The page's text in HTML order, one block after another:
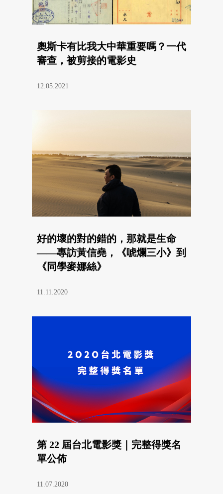
奧斯卡有比我大中華重要嗎？一代
審查，被剪接的電影史
12.05.2021
好的壞的對的錯的，那就是生命
——專訪黃信堯，《唬爛三小》到
《同學麥娜絲》
11.11.2020
第 22 屆台北電影獎｜完整得獎名
單公佈
11.07.2020